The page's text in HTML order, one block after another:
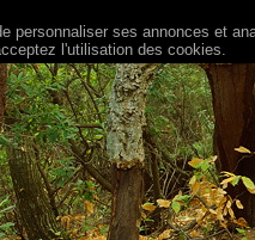
personnaliser ses annonces et
l'utilisation des cookies.